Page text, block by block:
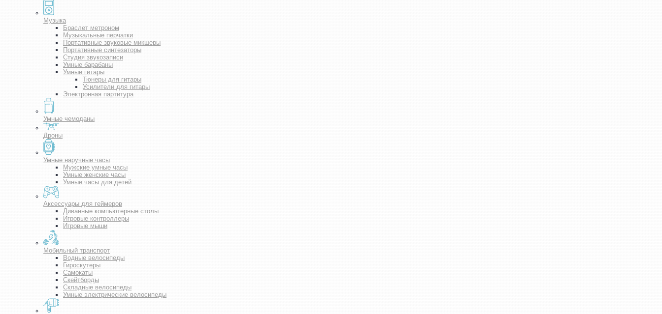
Музыка
Браслет метроном
Музыкальные перчатки
Портативные звуковые микшеры
Портативные синтезаторы
Студия звукозаписи
Умные барабаны
Умные гитары
Тюнеры для гитары
Усилители для гитары
Электронная партитура
Умные чемоданы
Дроны
Умные наручные часы
Мужские умные часы
Умные женские часы
Умные часы для детей
Аксессуары для геймеров
Диванные компьютерные столы
Игровые контроллеры
Игровые мыши
Мобильный транспорт
Водные велосипеды
Гироскутеры
Самокаты
Скейтборды
Складные велосипеды
Умные электрические велосипеды